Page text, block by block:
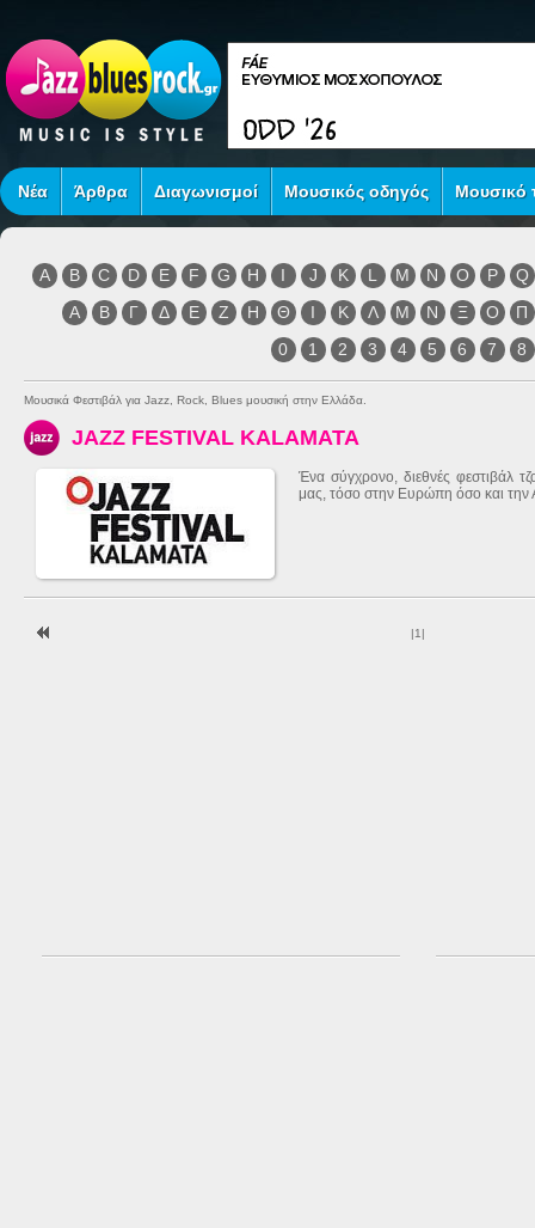
Νέα Άρθρα Διαγωνισμοί Μουσικός οδηγός Μουσικό
A B C D E F G H I J K L M N O P
Q
Α
Β Γ Δ Ε Ζ Η Θ Ι Κ Λ Μ Ν Ξ Ο
Π
0
1 2 3 4 5 6 7 8
Μουσικά Φεστιβάλ για Jazz, Rock, Blues μουσική στην Ελλάδα.
JAZZ FESTIVAL KALAMATA
Ένα σύγχρονο, διεθνές φεστιβάλ
μας, τόσο στην Ευρώπη όσο και την
1